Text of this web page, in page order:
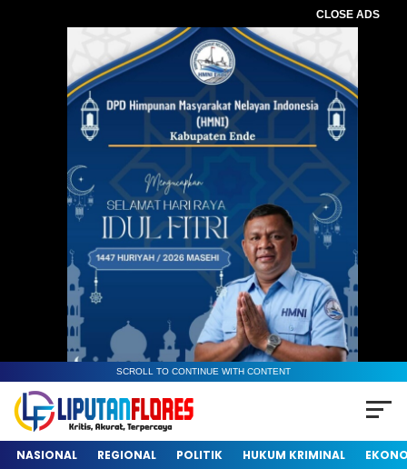
CLOSE ADS
SCROLL TO CONTINUE WITH CONTENT
NASIONAL REGIONAL POLITIK HUKUM KRIMINAL